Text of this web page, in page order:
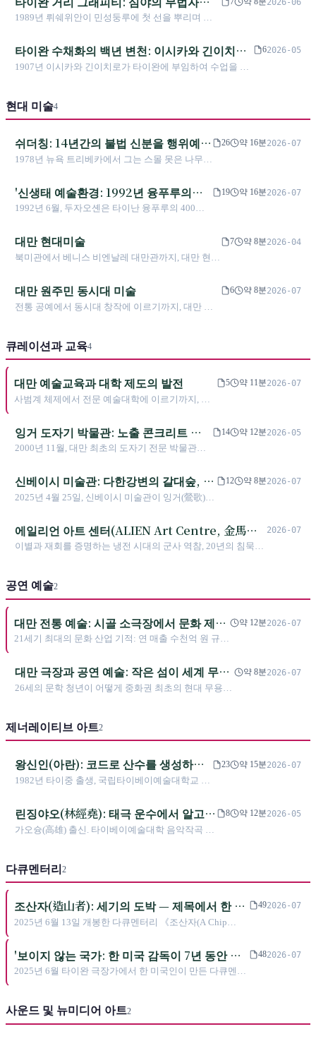
그림자 속에서 섬의 이야기를 기록해 왔다
서 시먼딩의 도시의 빛으로
1989년 뤼쉐위안이 민성둥루에 첫 선을 뿌리며 타
시 전설에서 Candy Bird의 사회 비판에 이르기까지,
환경보호국과 30년간 추격전을 벌여 온 이 게임은
타이완의 도시 미학을 새롭게 정의하고 있다.
타이완 수채화의 백년 변천: 이시카와 긴이치로
에서 젠충웨이까지의 백년적 축적
1907년 이시카와 긴이치로가 타이완에 부임하여 수업을 시
년 토착 화가들이 자발적으로 타이양미술협회를 결성했으
며, 전후 마바이수이(馬白水)는 수묵화와 수채화를 융합하고
세 대 협회가 병립하여 IWS 국제 수채화 네트워크와 연계했
다. 오늘날 젠충웨이(簡忠威)는 AWS와 NWS 이중 서명 회원
국제 경연의 무대까지 이어지는 백년의 길은 사생 전통, 사
범 체계, 그리고 글로벌 수채화 커뮤니티를 잇고 있으며, 타
이완 수채화의 활력은 바로 관주도와 민간, 토착과 외부, 전
62026-05
현대 미술4
쉬더칭: 14년간의 불법 신분을 행위예술
로 산 대만 예술가
1978년 뉴욕 트리베카에서 그는 스몰 못은 나무
하지 않고, 읽지 않고, 쓰지도 않았다. 이후 5년간
그는 타임카드 찍기, 밧줄, 거리 방랑으로 시간 자
체를 작품으로 만들었다. 그리고 13년간 예술을
출발해 1974년 선박 도주로 뉴욕에서 불법 이민자
가 되어 무려 14년을 보냈다. 다른 예술가들이 자
26 약 16분2026-07
'신생태 예술환경: 1992년 융푸루의
400핑 노옥, 지원 구조보다 앞서 달린 7
1992년 6월, 두자오셴은 타이난 융푸루의 400여
국가문화예술기금회는 아직 설립되지 않았고, 타
이난예술대학은 아직 개교하지 않았으며, 문건회
의 「유휴 공간 재활용」 정책도 아직 시행되지
을 때쯤 대만 현대미술의 기관적 신경계가 막 자
라나기 시작했다.
19 약 16분2026-07
대만 현대미술
북미관에서 베니스 비엔날레 대만관까지, 대만 현대
7 약 8분2026-04
대만 원주민 동시대 미술
전통 공예에서 동시대 창작에 이르기까지, 대만 원
롭게 정의하는지 탐구한다
6 약 8분2026-07
큐레이션과 교육4
대만 예술교육과 대학 제도의 발전
사범계 체제에서 전문 예술대학에 이르기까지, 대
5 약 11분2026-07
잉거 도자기 박물관: 노출 콘크리트 속
의 백년 도업
2000년 11월, 대만 최초의 도자기 전문 박물관이
이(簡學義)가 설계한 이 박물관은 「토(土)·수(수)·
화(火)·풍(風)」의 네 가지 원소를 이념으로 삼는
다. 노출 콘크리트 건축으로 잉거를 도업 소도시
터 시작된 대만 국제 도예 비엔날레는 지역 공예
를 세계와 연결하였다.
14 약 12분2026-05
신베이시 미술관: 다한강변의 갈대숲, 그
리고 '미완의' 도시 미학
2025년 4월 25일, 신베이시 미술관이 잉거(鶯歌)에
30억 대만 달러가 투입된 이 건축물은 '갈대숲 속의
미술관'을 형상화하며 도시 변두리에 예술의 씨앗
을 심고자 했다. 그러나 공사 지연과 예산 증액부터
공공 건설과 문화적 비전의 축소판이라 할 수 있다.
12 약 8분2026-07
에일리언 아트 센터(ALIEN Art Centre, 金馬賓
館當代美術館)
이별과 재회를 증명하는 냉전 시대의 군사 역참, 20년의 침묵을
2026-07
공연 예술2
대만 전통 예술: 시골 소극장에서 문화 제국
으로의 역전 신화
21세기 최대의 문화 산업 기적: 연 매출 수천억 원 규모
앞 작은 공연에서 세계를 정복하는 문화 소프트파워로
거듭났는가?
약 12분2026-07
대만 극장과 공연 예술: 작은 섬이 세계 무대
를 흔든 이야기
26세의 문학 청년이 어떻게 중화권 최초의 현대 무용단
약 8분2026-07
제너레이티브 아트2
왕신인(아란): 코드로 산수를 생성하고,
공익을 스마트 계약에 새긴 제너러티브
1982년 타이중 출생, 국립타이베이예술대학교 신
Vibrations》이 Art Blocks에 처음으로 등재된 대
만 아티스트 작품이 되었으며, 1,024개의 NFT가 1
시간 만에 완판되었다. 이듬해 그는 FAB DAO
명시한 NFT 지속 가능 로열티 구조를 구축했다.
에 걸쳐 있으며, Art Basel Hong Kong에서
《Chaos Culture》를 전시하고, C-LAB과 협업한
몰입형 사운드 작품 《하오더우(好抖)》를 선보였
되어 있다. 2026년 최신작 inkField는 Claude Code
와 협업 개발을 통해 인간의 망설임과 정지를 제
23 약 15분2026-07
린징야오(林經堯): 태극 운수에서 알고리
즘까지, 그가 「존재하지만 보이지 않는
가오슝(高雄) 출신. 타이베이예술대학 음악작곡 학
(ENSBA) 박사후 연구. 칭화대학(清華大學), 국립타
이완예술대학(南藝大) 교수를 역임했으며, 2019년
를 맡았다. 현재 국립타이완대학 D-School 혁신분
야 학사학위과정 프로젝트 조교수. 2022년 제너러
판)에 올랐으며, 《Mythologic》은 홍콩 아르테젤
(Art Basel)에서 인터랙티브 민팅으로 전시되었다.
FAB DAO 백악계획(百岳計畫) 《미경(秘境)》 시
작 핵심 명제는 15년간 한 번도 바뀌지 않았다:
「세상에는 감지할 수 있지만 볼 수 없는 것들이 많
8 약 12분2026-05
다큐멘터리 2
조산자(造山者): 세기의 도박 — 제목에서 한 글
자를 깎아내야 비로소 입에 올릴 수 있었던 타이
2025년 6월 13일 개봉한 다큐멘터리 《조산자(A Chip
야기한다. 그러나 원래 제목은 《실리콘 실드(矽盾)》였다.
샤오쥐전(蕭菊貞)은 이 산업의 "우환 속에서 태어난" 모습
을 담아내기 위해 5년 동안 80여 명을 인터뷰했지만, 제목
떻게 들을지를 먼저 가늠해야 한다.
492026-07
'보이지 않는 국가: 한 미국 감독이 7년 동안 셔
터를 눌러, 세계가 보지 않기로 한 섬을 찍었다'
2025년 6월 타이완 극장가에서 한 미국인이 만든 다큐멘터
례 차이잉원을 밀착 인터뷰하며 유엔에서 축출되고, 수교국
이 22개국에서 12개국으로 줄었으며, 올림픽에서는 오직
482026-07
사운드 및 뉴미디어 아트2